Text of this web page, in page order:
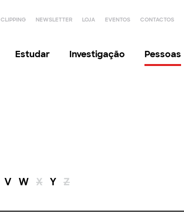
CLIPPING NEWSLETTER LOJA EVENTOS CONTACTOS
Estudar Investigação Pessoas
V W X Y Z